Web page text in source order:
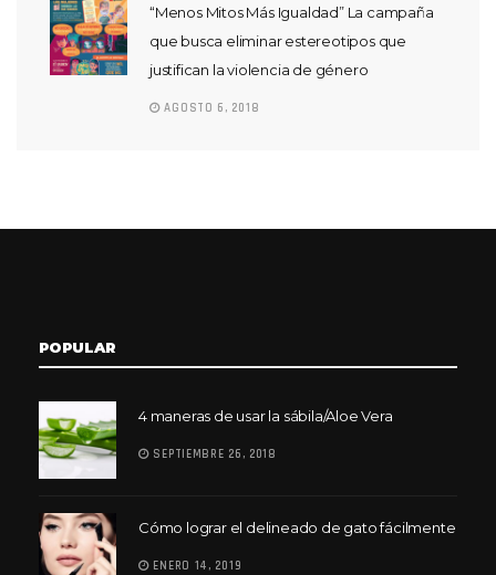
“Menos Mitos Más Igualdad” La campaña
que busca eliminar estereotipos que
justifican la violencia de género
AGOSTO 6, 2018
POPULAR
4 maneras de usar la sábila/Aloe Vera
SEPTIEMBRE 26, 2018
Cómo lograr el delineado de gato fácilmente
ENERO 14, 2019